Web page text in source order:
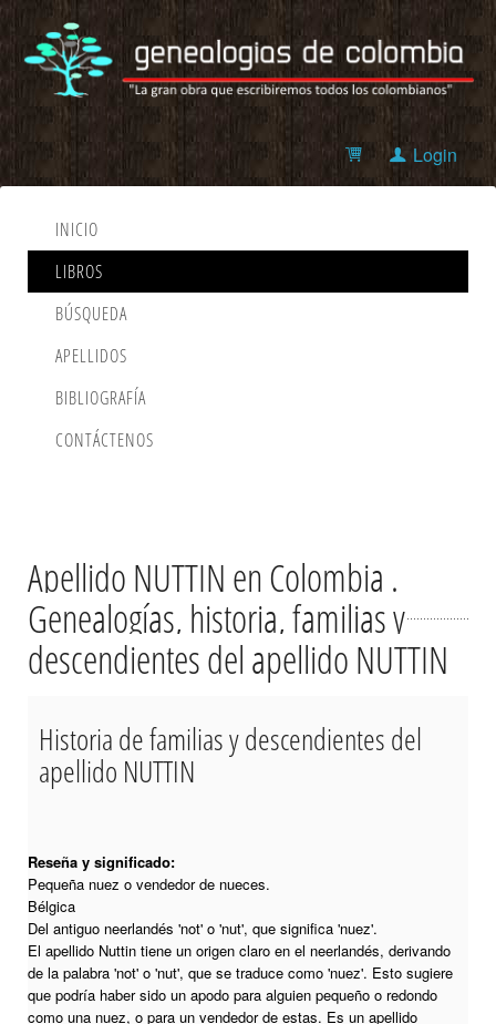
Login
INICIO
LIBROS
BÚSQUEDA
APELLIDOS
BIBLIOGRAFÍA
CONTÁCTENOS
Apellido NUTTIN en Colombia .
Genealogías, historia, familias y
descendientes del apellido NUTTIN
Historia de familias y descendientes del
apellido NUTTIN
Reseña y significado:
Pequeña nuez o vendedor de nueces.
Bélgica
Del antiguo neerlandés 'not' o 'nut', que significa 'nuez'.
El apellido Nuttin tiene un origen claro en el neerlandés, derivando
de la palabra 'not' o 'nut', que se traduce como 'nuez'. Esto sugiere
que podría haber sido un apodo para alguien pequeño o redondo
como una nuez, o para un vendedor de estas. Es un apellido